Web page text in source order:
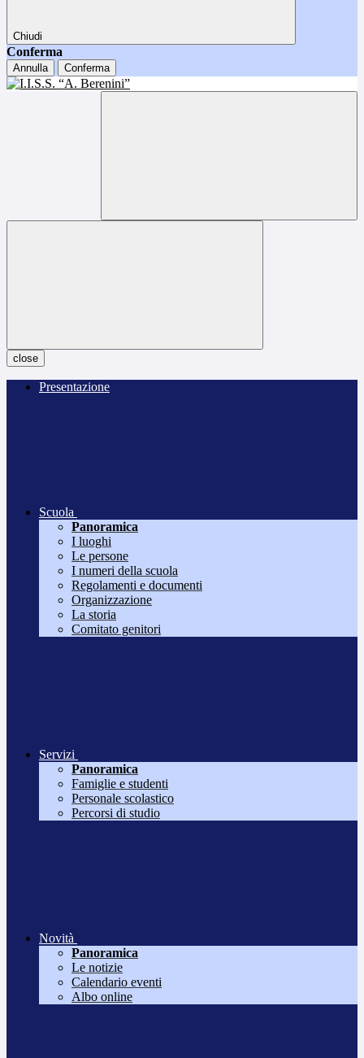
Chiudi
Conferma
Annulla Conferma
close
Presentazione
Scuola
Panoramica
I luoghi
Le persone
I numeri della scuola
Regolamenti e documenti
Organizzazione
La storia
Comitato genitori
Servizi
Panoramica
Famiglie e studenti
Personale scolastico
Percorsi di studio
Novità
Panoramica
Le notizie
Calendario eventi
Albo online